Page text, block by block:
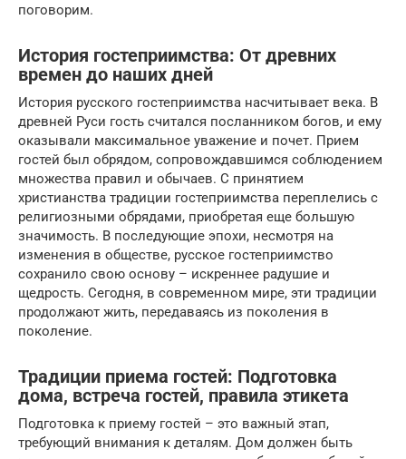
поговорим.
История гостеприимства: От древних
времен до наших дней
История русского гостеприимства насчитывает века. В
древней Руси гость считался посланником богов, и ему
оказывали максимальное уважение и почет. Прием
гостей был обрядом, сопровождавшимся соблюдением
множества правил и обычаев. С принятием
христианства традиции гостеприимства переплелись с
религиозными обрядами, приобретая еще большую
значимость. В последующие эпохи, несмотря на
изменения в обществе, русское гостеприимство
сохранило свою основу – искреннее радушие и
щедрость. Сегодня, в современном мире, эти традиции
продолжают жить, передаваясь из поколения в
поколение.
Традиции приема гостей: Подготовка
дома, встреча гостей, правила этикета
Подготовка к приему гостей – это важный этап,
требующий внимания к деталям. Дом должен быть